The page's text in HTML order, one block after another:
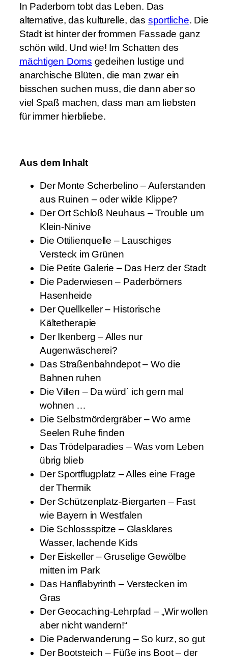
e
n
g
e
In Paderborn tobt das Leben. Das
alternative, das kulturelle, das sportliche. Die
Stadt ist hinter der frommen Fassade ganz
schön wild. Und wie! Im Schatten des
mächtigen Doms gedeihen lustige und
anarchische Blüten, die man zwar ein
bisschen suchen muss, die dann aber so
viel Spaß machen, dass man am liebsten
für immer hierbliebe.
Aus dem Inhalt
Der Monte Scherbelino – Auferstanden
aus Ruinen – oder wilde Klippe?
Der Ort Schloß Neuhaus – Trouble um
Klein-Ninive
Die Ottilienquelle – Lauschiges
Versteck im Grünen
Die Petite Galerie – Das Herz der Stadt
Die Paderwiesen – Paderbörners
Hasenheide
Der Quellkeller – Historische
Kältetherapie
Der Ikenberg – Alles nur
Augenwäscherei?
Das Straßenbahndepot – Wo die
Bahnen ruhen
Die Villen – Da würd´ ich gern mal
wohnen …
Die Selbstmördergräber – Wo arme
Seelen Ruhe finden
Das Trödelparadies – Was vom Leben
übrig blieb
Der Sportflugplatz – Alles eine Frage
der Thermik
Der Schützenplatz-Biergarten – Fast
wie Bayern in Westfalen
Die Schlossspitze – Glasklares
Wasser, lachende Kids
Der Eiskeller – Gruselige Gewölbe
mitten im Park
Das Hanflabyrinth – Verstecken im
Gras
Der Geocaching-Lehrpfad – „Wir wollen
aber nicht wandern!“
Die Paderwanderung – So kurz, so gut
Der Bootsteich – Füße ins Boot – der